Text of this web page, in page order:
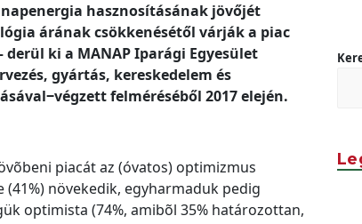
hasznosításának jövőjét
árának csökkenésétől várják a piac
ki a MANAP Iparági Egyesület
gyártás, kereskedelem és
felméréséből 2017 elején.
piacát az (óvatos) optimizmus
növekedik, egyharmaduk pedig
optimista (74%, amibõl 35% határozottan,